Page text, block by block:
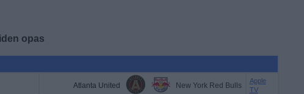
opas
Atlanta United New York Red Bulls
Apple
TV